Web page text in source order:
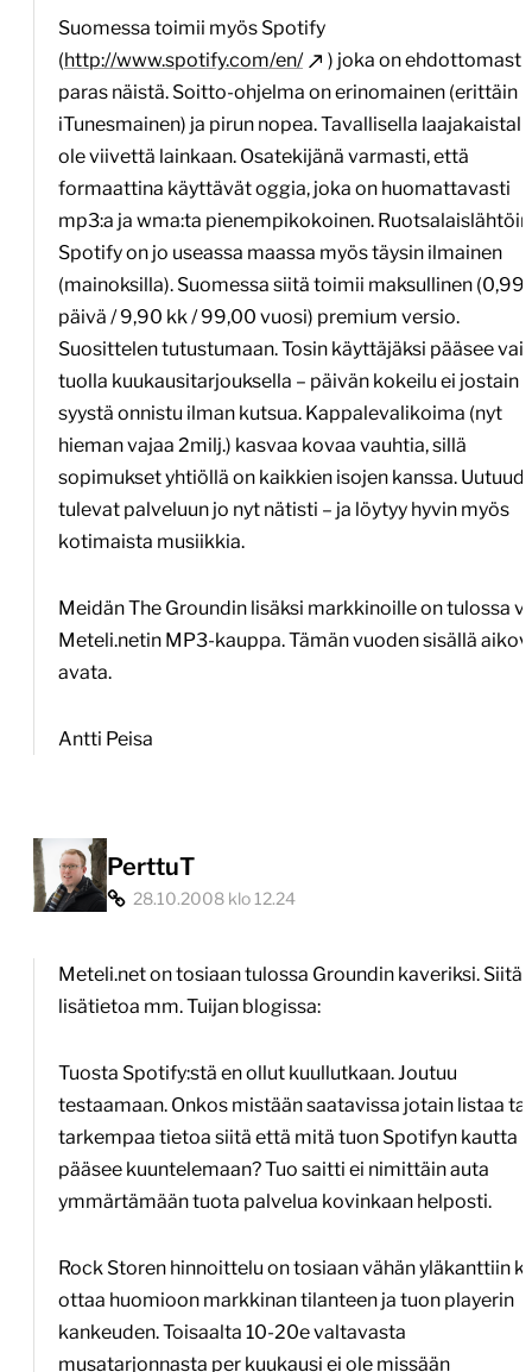
Suomessa toimii myös Spotify
(http://www.spotify.com/en/
) joka on ehdottomasti
paras näistä. Soitto-ohjelma on erinomainen (erittäin
iTunesmainen) ja pirun nopea. Tavallisella
ole viivettä lainkaan. Osatekijänä varmasti, että
formaattina käyttävät oggia, joka on huomattavasti
mp3:a ja wma:ta pienempikokoinen.
Spotify on jo useassa maassa myös täysin ilmainen
(mainoksilla). Suomessa siitä toimii maksullinen (0,99
päivä / 9,90 kk / 99,00 vuosi) premium versio.
Suosittelen tutustumaan. Tosin käyttäjäksi pääsee
tuolla kuukausitarjouksella – päivän kokeilu ei jostain
syystä onnistu ilman kutsua. Kappalevalikoima (nyt
hieman vajaa 2milj.) kasvaa kovaa vauhtia, sillä
sopimukset yhtiöllä on kaikkien isojen kanssa.
tulevat palveluun jo nyt nätisti – ja löytyy hyvin myös
kotimaista musiikkia.
Meidän The Groundin lisäksi markkinoille on tulossa
Meteli.netin MP3-kauppa. Tämän vuoden sisällä
avata.
Antti Peisa
PerttuT
28.10.2008 klo 12.24
Meteli.net on tosiaan tulossa Groundin kaveriksi. Siitä
lisätietoa mm. Tuijan blogissa:
Tuosta Spotify:stä en ollut kuullutkaan. Joutuu
testaamaan. Onkos mistään saatavissa jotain listaa tai
tarkempaa tietoa siitä että mitä tuon Spotifyn kautta
pääsee kuuntelemaan? Tuo saitti ei nimittäin auta
ymmärtämään tuota palvelua kovinkaan helposti.
Rock Storen hinnoittelu on tosiaan vähän yläkanttiin
ottaa huomioon markkinan tilanteen ja tuon playerin
kankeuden. Toisaalta 10-20e valtavasta
musatarjonnasta per kuukausi ei ole missään